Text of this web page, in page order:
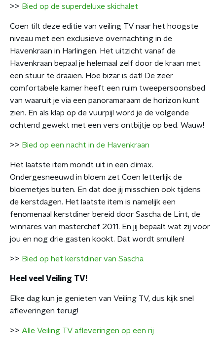
>> Bied op de superdeluxe skichalet
Coen tilt deze editie van veiling TV naar het hoogste
niveau met een exclusieve overnachting in de
Havenkraan in Harlingen. Het uitzicht vanaf de
Havenkraan bepaal je helemaal zelf door de kraan met
een stuur te draaien. Hoe bizar is dat! De zeer
comfortabele kamer heeft een ruim tweepersoonsbed
van waaruit je via een panoramaraam de horizon kunt
zien. En als klap op de vuurpijl word je de volgende
ochtend gewekt met een vers ontbijtje op bed. Wauw!
>> Bied op een nacht in de Havenkraan
Het laatste item mondt uit in een climax.
Ondergesneeuwd in bloem zet Coen letterlijk de
bloemetjes buiten. En dat doe jij misschien ook tijdens
de kerstdagen. Het laatste item is namelijk een
fenomenaal kerstdiner bereid door Sascha de Lint, de
winnares van masterchef 2011. En jij bepaalt wat zij voor
jou en nog drie gasten kookt. Dat wordt smullen!
>> Bied op het kerstdiner van Sascha
Heel veel Veiling TV!
Elke dag kun je genieten van Veiling TV, dus kijk snel
afleveringen terug!
>> Alle Veiling TV afleveringen op een rij